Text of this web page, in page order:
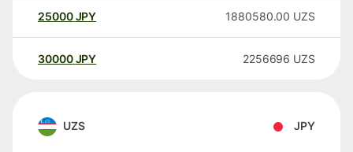
25000 JPY 1880580.00 UZS
30000 JPY 2256696 UZS
UZS JPY